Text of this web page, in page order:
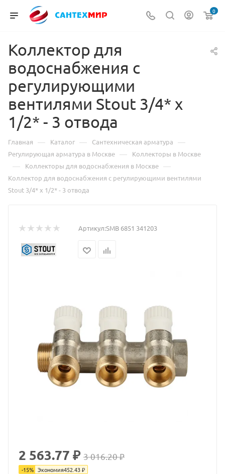
0
Коллектор для
водоснабжения с
регулирующими
вентилями Stout 3/4* х
1/2* - 3 отвода
Главная — Каталог — Сантехническая арматура —
Регулирующая арматура в Москве — Коллекторы в Москве
— Коллекторы для водоснабжения в Москве —
Коллектор для водоснабжения с регулирующими вентилями
Stout 3/4* х 1/2* - 3 отвода
Артикул:SMB 6851 341203
2 563.77 ₽ 3 016.20 ₽
-15% Экономия452.43₽